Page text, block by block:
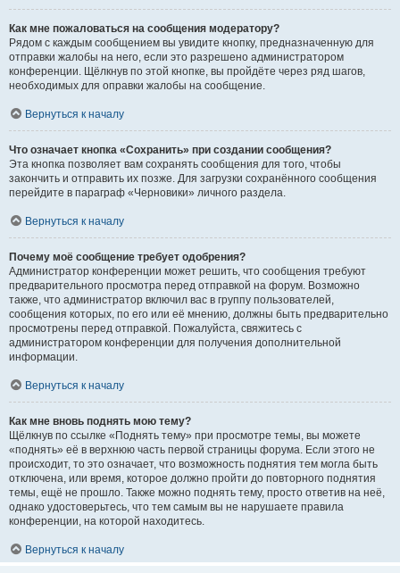
Как мне пожаловаться на сообщения модератору?
Рядом с каждым сообщением вы увидите кнопку, предназначенную для
отправки жалобы на него, если это разрешено администратором
конференции. Щёлкнув по этой кнопке, вы пройдёте через ряд шагов,
необходимых для оправки жалобы на сообщение.
Вернуться к началу
Что означает кнопка «Сохранить» при создании сообщения?
Эта кнопка позволяет вам сохранять сообщения для того, чтобы
закончить и отправить их позже. Для загрузки сохранённого сообщения
перейдите в параграф «Черновики» личного раздела.
Вернуться к началу
Почему моё сообщение требует одобрения?
Администратор конференции может решить, что сообщения требуют
предварительного просмотра перед отправкой на форум. Возможно
также, что администратор включил вас в группу пользователей,
сообщения которых, по его или её мнению, должны быть предварительно
просмотрены перед отправкой. Пожалуйста, свяжитесь с
администратором конференции для получения дополнительной
информации.
Вернуться к началу
Как мне вновь поднять мою тему?
Щёлкнув по ссылке «Поднять тему» при просмотре темы, вы можете
«поднять» её в верхнюю часть первой страницы форума. Если этого не
происходит, то это означает, что возможность поднятия тем могла быть
отключена, или время, которое должно пройти до повторного поднятия
темы, ещё не прошло. Также можно поднять тему, просто ответив на неё,
однако удостоверьтесь, что тем самым вы не нарушаете правила
конференции, на которой находитесь.
Вернуться к началу